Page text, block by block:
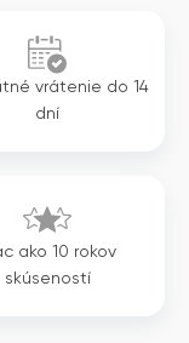
vrátenie do 14
dní
ako 10 rokov
skúseností